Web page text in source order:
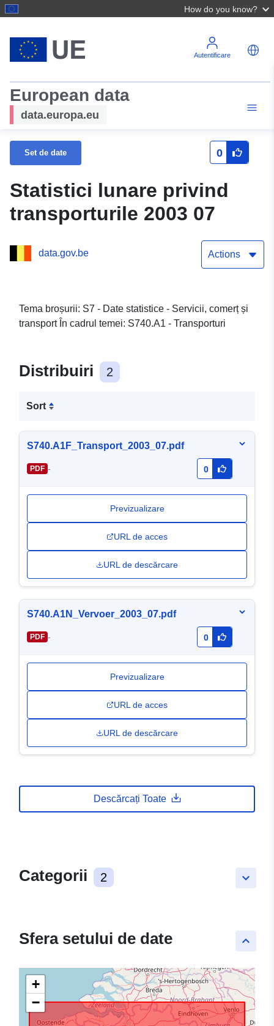
How do you know?
Autentificare
European data
data.europa.eu
Set de date 0
Statistici lunare privind
transporturile 2003 07
data.gov.be Actions
Tema broșurii: S7 - Date statistice - Servicii, comerț și
transport În cadrul temei: S740.A1 - Transporturi
Distribuiri 2
Sort
S740.A1F_Transport_2003_07.pdf
PDF - 0
Previzualizare
URL de acces
URL de descărcare
S740.A1N_Vervoer_2003_07.pdf
PDF - 0
Previzualizare
URL de acces
URL de descărcare
Descărcați Toate
keyboard_arrow_down
Categorii 2
keyboard_arrow_up
Sfera setului de date
+
−